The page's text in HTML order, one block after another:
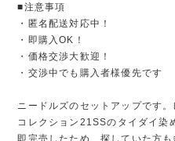
■注意事項
・匿名配送対応中！
・即購入OK！
・価格交渉大歓迎！
・交渉中でも購入者様優先です
ニードルズのセットアップです
コレクション21SSのタイダイ染
即完売したため、探していた方